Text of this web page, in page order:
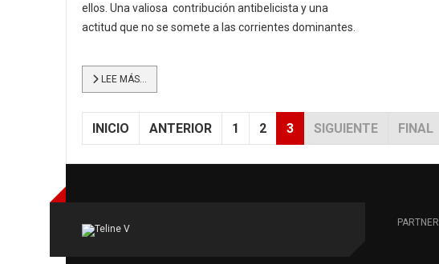
ellos. Una valiosa contribución antibelicista y una
actitud que no se somete a las corrientes dominantes.
LEE MÁS…
INICIO ANTERIOR 1 2 3 SIGUIENTE FINAL